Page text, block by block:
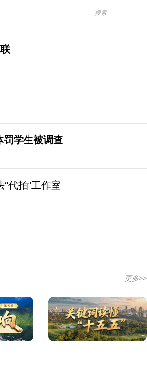
罚学生被调查
代拍”工作室
更多>>